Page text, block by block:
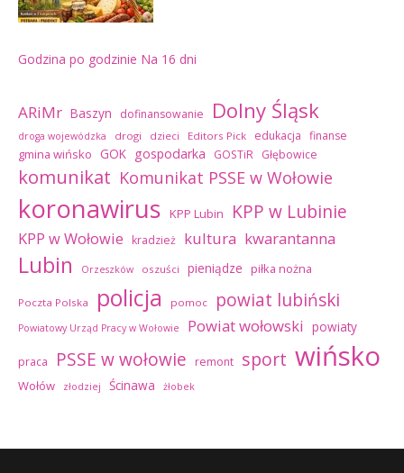
Godzina po godzinie Na 16 dni
ARiMr Baszyn dofinansowanie Dolny Śląsk
droga wojewódzka drogi dzieci Editors Pick edukacja finanse
gmina wińsko GOK gospodarka GOSTiR Głębowice
komunikat Komunikat PSSE w Wołowie
koronawirus KPP Lubin KPP w Lubinie
KPP w Wołowie kradzież kultura kwarantanna
Lubin Orzeszków oszuści pieniądze piłka nożna
Poczta Polska policja pomoc powiat lubiński
Powiatowy Urząd Pracy w Wołowie Powiat wołowski powiaty
praca PSSE w wołowie remont sport wińsko
Wołów złodziej Ścinawa żłobek